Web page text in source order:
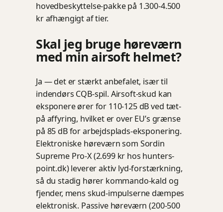
hovedbeskyttelse-pakke på 1.300-4.500
kr afhængigt af tier.
Skal jeg bruge høreværn
med min airsoft helmet?
Ja — det er stærkt anbefalet, især til
indendørs CQB-spil. Airsoft-skud kan
eksponere ører for 110-125 dB ved tæt-
på affyring, hvilket er over EU’s grænse
på 85 dB for arbejdsplads-eksponering.
Elektroniske høreværn som Sordin
Supreme Pro-X (2.699 kr hos hunters-
point.dk) leverer aktiv lyd-forstærkning,
så du stadig hører kommando-kald og
fjender, mens skud-impulserne dæmpes
elektronisk. Passive høreværn (200-500